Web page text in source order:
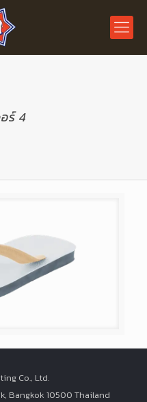
ร์ 4
Co., Ltd.
Bangkok 10500 Thailand